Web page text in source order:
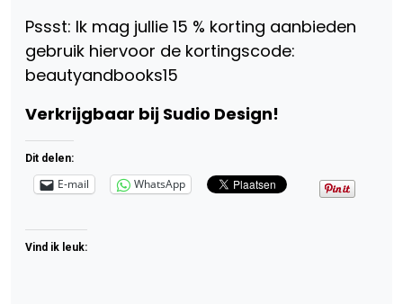
Pssst: Ik mag jullie 15 % korting aanbieden
gebruik hiervoor de kortingscode:
beautyandbooks15
Verkrijgbaar bij Sudio Design!
Dit delen:
E-mail WhatsApp
Vind ik leuk: